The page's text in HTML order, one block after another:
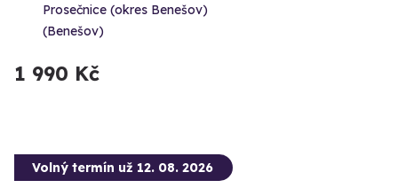
Prosečnice (okres Benešov)
(Benešov)
1 990 Kč
Volný termín už 12. 08. 2026